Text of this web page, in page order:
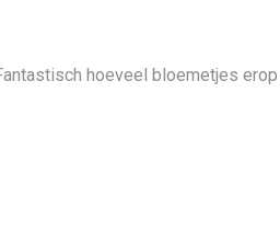
hoeveel bloemetjes erop